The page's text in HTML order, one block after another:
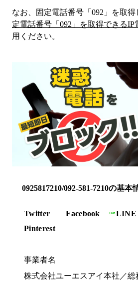
なお、固定電話番号「 092 」を取得
定電話番号「 092 」を取得できるIP
用ください。
0925817210/092-581-7210の基本
Twitter Facebook LINE
Pinterest
事業者名
株式会社ユーエスアイ本社／総